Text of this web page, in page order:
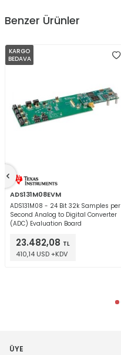
Benzer Ürünler
KARGO
BEDAVA
ADS131M08EVM
ADS131M08 - 24 Bit 32k Samples per
Second Analog to Digital Converter
(ADC) Evaluation Board
23.482,08 TL
410,14 USD +KDV
ÜYE